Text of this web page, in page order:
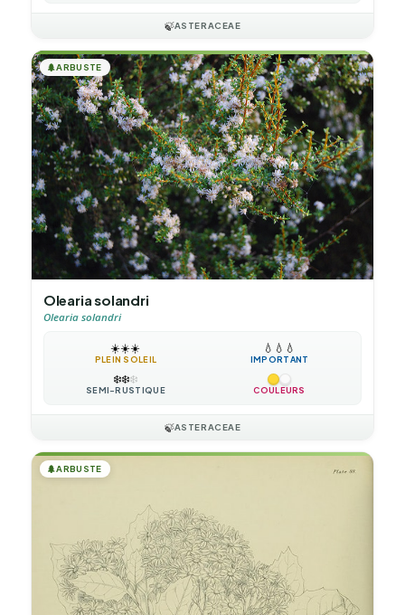
🍃ASTERACEAE
🌲ARBUSTE
Olearia solandri
Olearia solandri
☀️☀️☀️
PLEIN SOLEIL
💧 💧 💧
IMPORTANT
❄️❄️❄️
SEMI-RUSTIQUE COULEURS
🍃ASTERACEAE
🌲ARBUSTE